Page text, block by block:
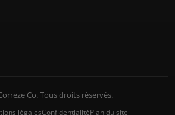
Co. Tous droits réservés.
légalesConfidentialitéPlan du site